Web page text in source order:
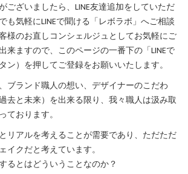
ございましたら、LINE友達追加をしていただ
も気軽にLINEで聞ける「レボラボ」へご相談
様のお直しコンシェルジュとしてお気軽にご
来ますので、このページの一番下の「LINEで
ン）を押してご登録をお願いいたします。
ブランド職人の想い、デザイナーのこだわ
去と未来）を出来る限り、我々職人は汲み取
ております。
リアルを考えることが需要であり、ただただ
イクだと考えています。
るとはどういうことなのか？